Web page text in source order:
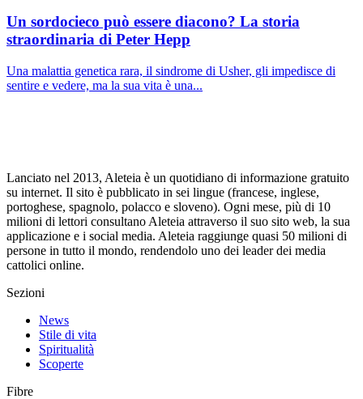
Un sordocieco può essere diacono? La storia
straordinaria di Peter Hepp
Una malattia genetica rara, il sindrome di Usher, gli impedisce di
sentire e vedere, ma la sua vita è una...
Lanciato nel 2013, Aleteia è un quotidiano di informazione gratuito
su internet. Il sito è pubblicato in sei lingue (francese, inglese,
portoghese, spagnolo, polacco e sloveno). Ogni mese, più di 10
milioni di lettori consultano Aleteia attraverso il suo sito web, la sua
applicazione e i social media. Aleteia raggiunge quasi 50 milioni di
persone in tutto il mondo, rendendolo uno dei leader dei media
cattolici online.
Sezioni
News
Stile di vita
Spiritualità
Scoperte
Fibre